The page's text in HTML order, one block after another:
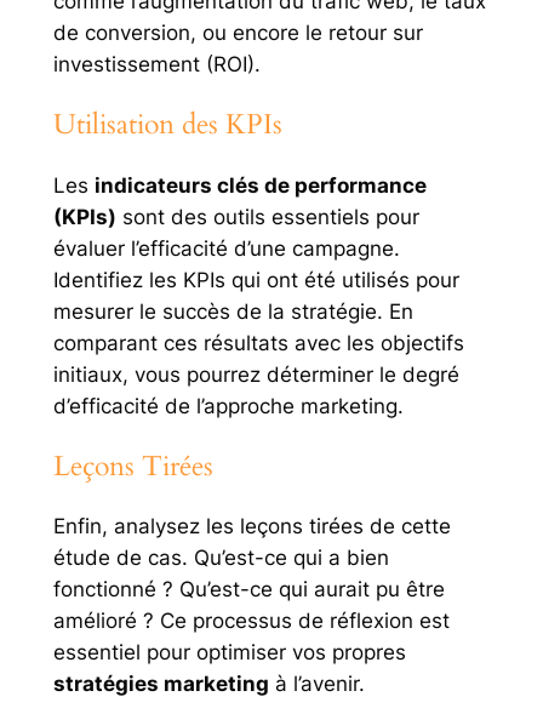
de conversion, ou encore le retour sur
investissement (ROI).
Utilisation des KPIs
Les indicateurs clés de performance
(KPIs) sont des outils essentiels pour
évaluer l’efficacité d’une campagne.
Identifiez les KPIs qui ont été utilisés pour
mesurer le succès de la stratégie. En
comparant ces résultats avec les objectifs
initiaux, vous pourrez déterminer le degré
d’efficacité de l’approche marketing.
Leçons Tirées
Enfin, analysez les leçons tirées de cette
étude de cas. Qu’est-ce qui a bien
fonctionné ? Qu’est-ce qui aurait pu être
amélioré ? Ce processus de réflexion est
essentiel pour optimiser vos propres
stratégies marketing à l’avenir.